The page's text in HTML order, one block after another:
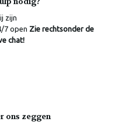
zijn
7 open Zie rechtsonder de
chat!
ons zeggen